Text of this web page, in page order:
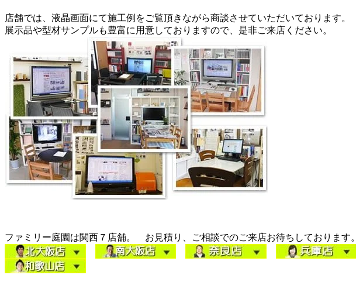
店舗では、液晶画面にて施工例をご覧頂きながら商談させていただいております。
展示品や型材サンプルも豊富に用意しておりますので、是非ご来店ください。
ファミリー庭園は関西７店舗。 お見積り、ご相談でのご来店お待ちしております。